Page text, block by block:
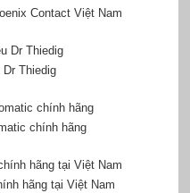
Contact Việt Nam
Thiedig
chính hãng
hãng tại Việt Nam